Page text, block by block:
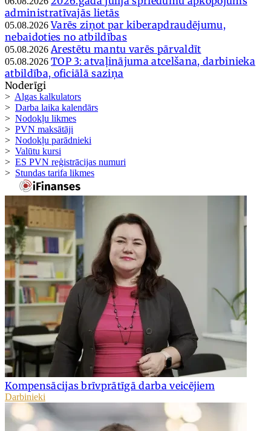
administratīvajās lietās
05.08.2026 Varēs ziņot par kiberapdraudējumu,
nebaidoties no atbildības
05.08.2026 Arestētu mantu varēs pārvaldīt
05.08.2026 TOP 3: atvaļinājuma atcelšana, darbinieka
atbildība, oficiālā saziņa
Noderīgi
> Algas kalkulators
> Darba laika kalendārs
> Nodokļu likmes
> PVN maksātāji
> Nodokļu parādnieki
> Valūtu kursi
> ES PVN reģistrācijas numuri
> Stundas tarifa likmes
Kompensācijas brīvprātīgā darba veicējiem
Darbinieki